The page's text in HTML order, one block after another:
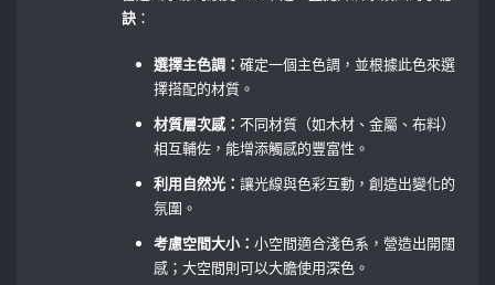
訣 ：
選擇主色調：確定一個主色調，並根據此色來選
擇搭配的材質。
材質層次感：不同材質（如木材、金屬、布料）
相互輔佐，能增添觸感的豐富性。
利用自然光：讓光線與色彩互動，創造出變化的
氛圍。
考慮空間大小：小空間適合淺色系，營造出開闊
感；大空間則可以大膽使用深色。